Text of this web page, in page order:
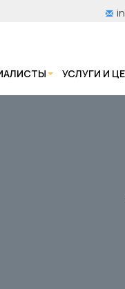
УСЛУГИ И